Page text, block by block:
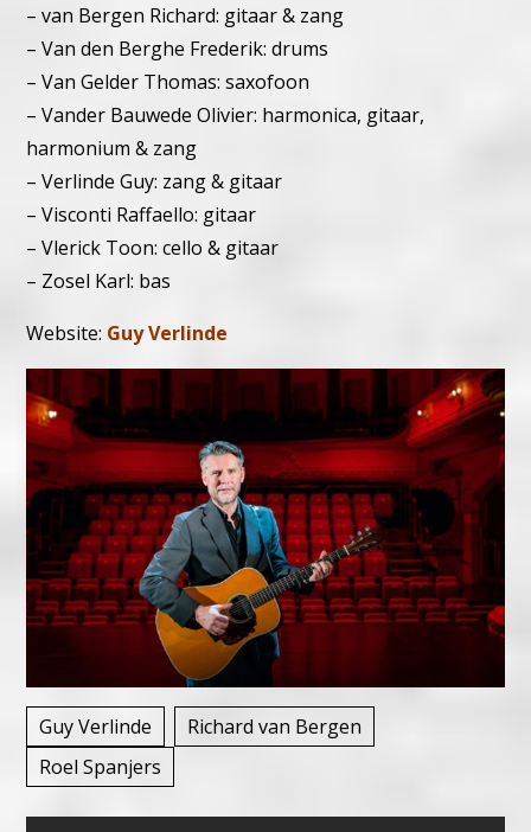
– van Bergen Richard: gitaar & zang
– Van den Berghe Frederik: drums
– Van Gelder Thomas: saxofoon
– Vander Bauwede Olivier: harmonica, gitaar,
harmonium & zang
– Verlinde Guy: zang & gitaar
– Visconti Raffaello: gitaar
– Vlerick Toon: cello & gitaar
– Zosel Karl: bas
Website: Guy Verlinde
Guy Verlinde
Richard van Bergen
Roel Spanjers